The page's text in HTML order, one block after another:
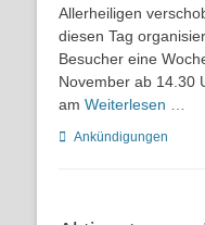
Allerheiligen
diesen Tag
Besucher eine
November ab 14.30
am Weiterlesen …
Kategorien
Ankündigungen